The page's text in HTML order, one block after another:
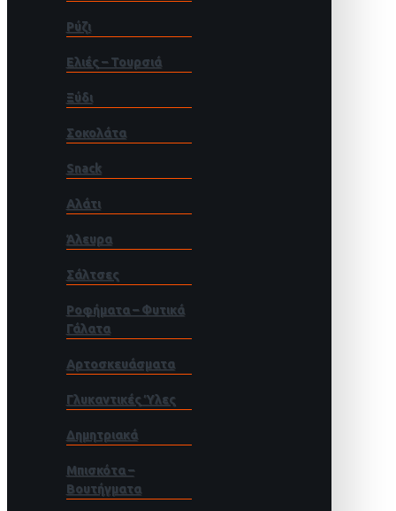
Ρύζι
Ελιές – Τουρσιά
Ξύδι
Σοκολάτα
Snack
Αλάτι
Άλευρα
Σάλτσες
Ροφήματα – Φυτικά
Γάλατα
Αρτοσκευάσματα
Γλυκαντικές Ύλες
Δημητριακά
Μπισκότα –
Βουτήγματα